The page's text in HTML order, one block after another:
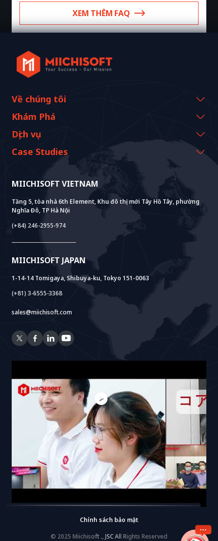
XEM THÊM FAQ
MIICHISOFT VIETNAM
Tầng 5, tòa nhà 6th Element, Khu đô thị mới Tây Hồ Tây, phường
Nghĩa Đô, TP Hà Nội
(+84) 246-2955-974
MIICHISOFT JAPAN
1-14-14 Tomigaya, Shibuya-ku, Tokyo 151-0063
(+81) 3-6555-3368
sales@miichisoft.com
Về chúng tôi
Thông tin công ty
Thông điệp từ CEO
Lịch sử và cột mốc
Giá trị bền vững
Khám Phá
Sự kiện & Webinars
Tài nguyên Miichisoft
Tin tức Miichisoft
FAQ
Dịch vụ
AI CO-CREATION
Phát Triển AI PoC
Core Lab
System Lab
Power Lab
Cloud Lab
AI+ SOLUTIONS
AI+ Products
Meet AI+
AI+ Package
RAG Package
VIETNAM BRIDGE
Mô Hình BOT
Hỗ Trợ Thành Lập Pháp Nhân
Case Studies
Thành tựu
Phỏng vấn khách hàng
© 2025 Miichisoft ., JSC All Rights Reserved
Chính sách bảo mật